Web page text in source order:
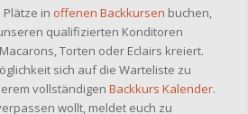
in offenen Backkursen buchen,
qualifizierten Konditoren
Torten oder Eclairs kreiert.
sich auf die Warteliste zu
vollständigen Backkurs Kalender.
wollt, meldet euch zu